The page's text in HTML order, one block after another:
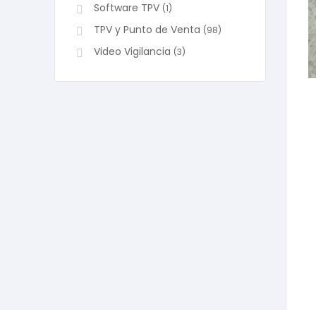
Software TPV (1)
TPV y Punto de Venta (98)
Video Vigilancia (3)